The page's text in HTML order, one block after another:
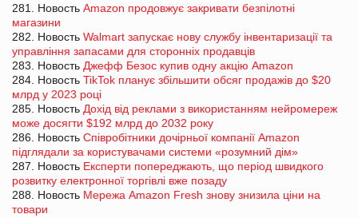
281. Новость Amazon продовжує закривати безпілотні
магазини
282. Новость Walmart запускає нову службу інвентаризації та
управління запасами для сторонніх продавців
283. Новость Джефф Безос купив одну акцію Amazon
284. Новость TikTok планує збільшити обсяг продажів до $20
млрд у 2023 році
285. Новость Дохід від реклами з використанням нейромереж
може досягти $192 млрд до 2032 року
286. Новость Співробітники дочірньої компанії Amazon
підглядали за користувачами системи «розумний дім»
287. Новость Експерти попереджають, що період швидкого
розвитку електронної торгівлі вже позаду
288. Новость Мережа Amazon Fresh знову знизила ціни на
товари